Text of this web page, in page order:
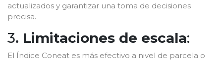
actualizados y garantizar una toma de decisiones
precisa.
3. Limitaciones de escala:
El Índice Coneat es más efectivo a nivel de parcela o